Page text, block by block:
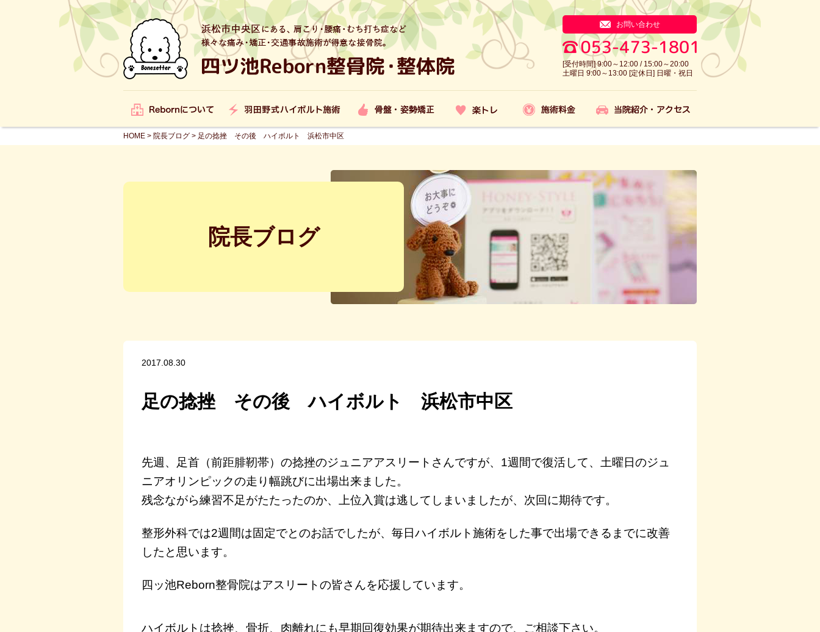
お問い合わせ
[受付時間] 9:00～12:00 / 15:00～20:00
土曜日 9:00～13:00 [定休日] 日曜・祝日
HOME > 院長ブログ > 足の捻挫 その後 ハイボルト 浜松市中区
院長ブログ
2017.08.30
足の捻挫 その後 ハイボルト 浜松市中区
先週、足首（前距腓靭帯）の捻挫のジュニアアスリートさんですが、1週間で復活して、土曜日のジュ
ニアオリンピックの走り幅跳びに出場出来ました。
残念ながら練習不足がたたったのか、上位入賞は逃してしまいましたが、次回に期待です。
整形外科では2週間は固定でとのお話でしたが、毎日ハイボルト施術をした事で出場できるまでに改善
したと思います。
四ッ池Reborn整骨院はアスリートの皆さんを応援しています。
ハイボルトは捻挫、骨折、肉離れにも早期回復効果が期待出来ますので、ご相談下さい。